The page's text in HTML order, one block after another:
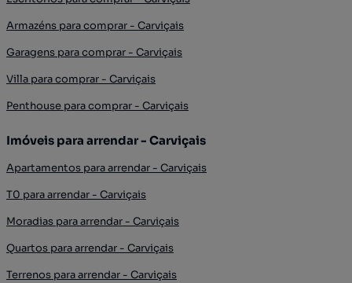
Armazéns para comprar - Carviçais
Garagens para comprar - Carviçais
Villa para comprar - Carviçais
Penthouse para comprar - Carviçais
Imóveis para arrendar - Carviçais
Apartamentos para arrendar - Carviçais
T0 para arrendar - Carviçais
Moradias para arrendar - Carviçais
Quartos para arrendar - Carviçais
Terrenos para arrendar - Carviçais